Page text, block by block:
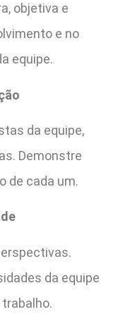
objetiva e
e no
equipe.
da equipe,
Demonstre
de cada um.
da equipe